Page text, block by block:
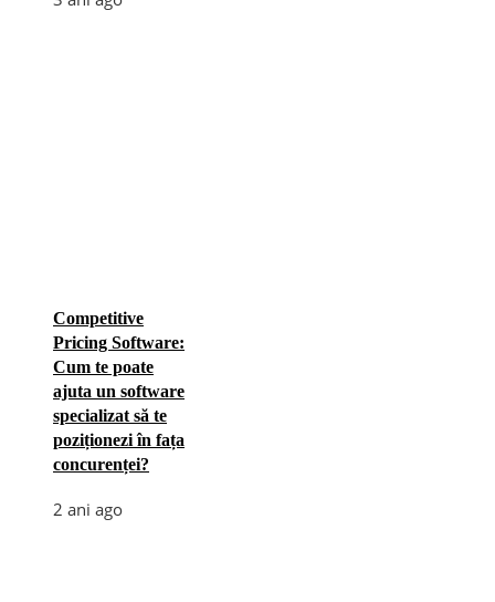
Competitive
Pricing Software:
Cum te poate
ajuta un software
specializat să te
poziționezi în fața
concurenței?
2 ani ago